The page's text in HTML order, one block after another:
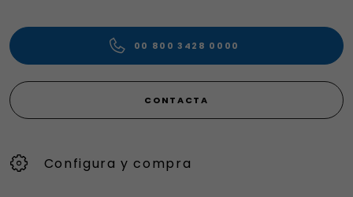
00 800 3428 0000
CONTACTA
Configura y compra